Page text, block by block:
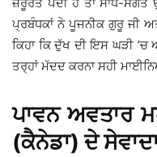
ਜ਼ਰੂਰਤ ਪੈਂਦੀ ਹੈ ਤਾਂ ਸਾਧ-
ਪ੍ਰਬੰਧਕਾਂ ਨੇ ਪੂਜਨੀਕ ਗੁਰੂ ਜੀ
ਕਿਹਾ ਕਿ ਦੁੱਖ ਦੀ ਇਸ ਘੜੀ
ਤਰ੍ਹਾਂ ਮੱਦਦ ਕਰਨਾ ਸਹੀ
ਪਾਵਨ ਅਵਤਾਰ
(ਕੈਨੇਡਾ) ਦੇ